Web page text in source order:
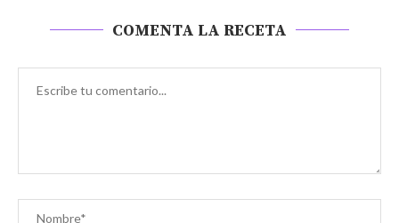
COMENTA LA RECETA